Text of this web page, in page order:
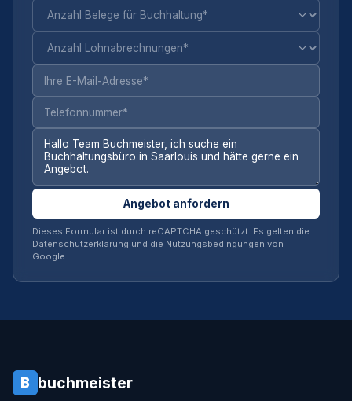
Angebot anfordern
Dieses Formular ist durch reCAPTCHA geschützt. Es gelten die
Datenschutzerklärung und die Nutzungsbedingungen von
Google.
B buchmeister